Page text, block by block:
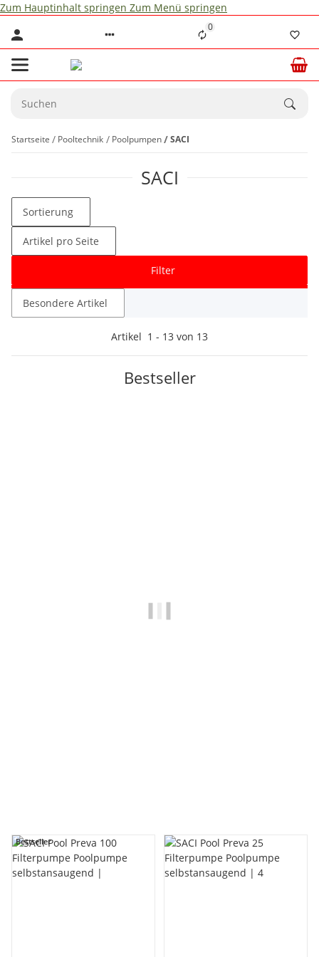
Zum Hauptinhalt springen Zum Menü springen
0
Startseite Pooltechnik Poolpumpen SACI
SACI
Filter
Sortierung
Artikel pro Seite
Besondere Artikel
Artikel 1 - 13 von 13
Bestseller
Bestseller